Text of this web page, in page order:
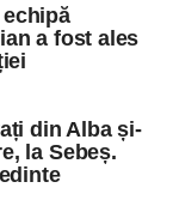
echipă
a fost ales
din Alba și-
la Sebeș.